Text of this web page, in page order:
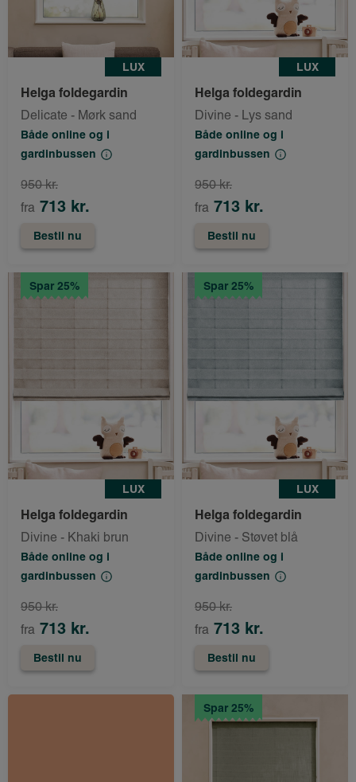
LUX
Helga foldegardin
Delicate - Mørk sand
Både online og i
gardinbussen
fra 713 kr.
950 kr.
Bestil nu
LUX
Helga foldegardin
Divine - Lys sand
Både online og i
gardinbussen
fra 713 kr.
950 kr.
Bestil nu
Spar 25%
LUX
Helga foldegardin
Divine - Khaki brun
Både online og i
gardinbussen
fra 713 kr.
950 kr.
Bestil nu
Spar 25%
LUX
Helga foldegardin
Divine - Støvet blå
Både online og i
gardinbussen
fra 713 kr.
950 kr.
Bestil nu
Spar 25%